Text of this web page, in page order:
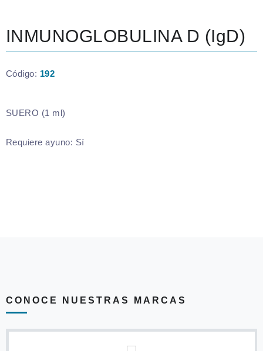
INMUNOGLOBULINA D (IgD)
Código: 192
SUERO (1 ml)
Requiere ayuno: Sí
CONOCE NUESTRAS MARCAS